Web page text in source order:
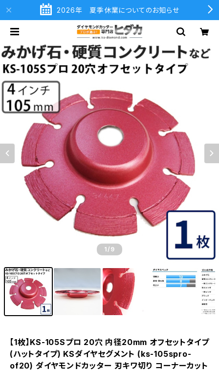
2026年 夏季休業についてのお知らせ
1 /9
【1枚】KS-105Sプロ 20穴 内径20mm オフセットタイプ
(ハットタイプ) KSダイヤセグメント (ks-105spro-
of20) ダイヤモンドカッター 刃キワ切り コーナーカット